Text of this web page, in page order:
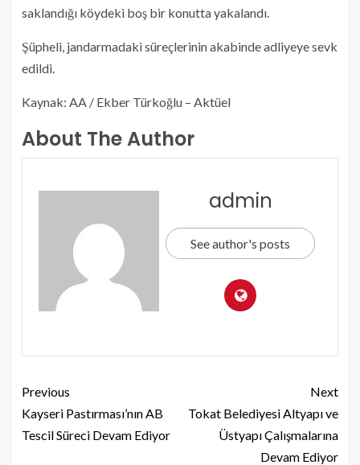
saklandığı köydeki boş bir konutta yakalandı.
Şüpheli, jandarmadaki süreçlerinin akabinde adliyeye sevk
edildi.
Kaynak: AA / Ekber Türkoğlu – Aktüel
About The Author
admin
See author's posts
Previous
Kayseri Pastırması’nın AB
Tescil Süreci Devam Ediyor
Next
Tokat Belediyesi Altyapı ve
Üstyapı Çalışmalarına
Devam Ediyor